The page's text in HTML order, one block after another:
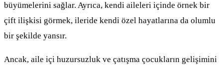
büyümelerini sağlar. Ayrıca, kendi aileleri içinde örnek bir
çift ilişkisi görmek, ileride kendi özel hayatlarına da olumlu
bir şekilde yansır.
Ancak, aile içi huzursuzluk ve çatışma çocukların gelişimini